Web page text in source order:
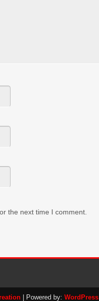
the next time I comment.
| Powered by:WordPress